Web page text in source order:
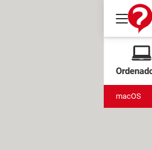
macOS